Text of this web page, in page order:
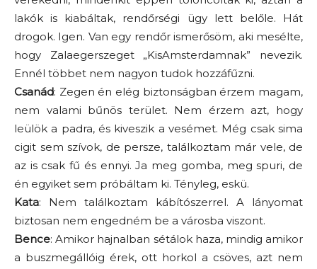
lakók is kiabáltak, rendőrségi ügy lett belőle. Hát
drogok. Igen. Van egy rendőr ismerősöm, aki mesélte,
hogy Zalaegerszeget „KisAmsterdamnak” nevezik.
Ennél többet nem nagyon tudok hozzáfűzni.
Csanád: Zegen én elég biztonságban érzem magam,
nem valami bűnös terület. Nem érzem azt, hogy
leülök a padra, és kiveszik a vesémet. Még csak sima
cigit sem szívok, de persze, találkoztam már vele, de
az is csak fű és ennyi. Ja meg gomba, meg spuri, de
én egyiket sem próbáltam ki. Tényleg, eskü.
Kata: Nem találkoztam kábítószerrel. A lányomat
biztosan nem engedném be a városba viszont.
Bence: Amikor hajnalban sétálok haza, mindig amikor
a buszmegállóig érek, ott horkol a csöves, azt nem